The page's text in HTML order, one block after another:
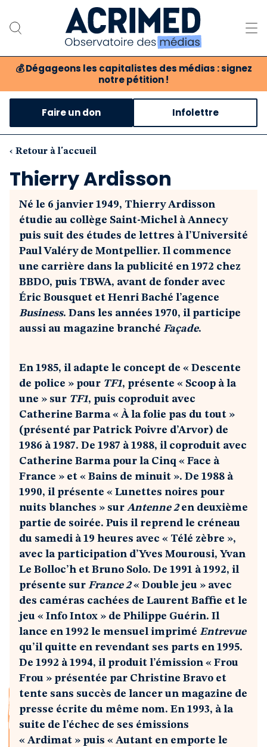
💰 Dégageons les capitalistes des médias : signez
notre pétition !
Notre association
Notre critique des médias
Nos propositions
Notre revue
Boutique
Faire un don Infolettre
‹ Retour à l'accueil
Thierry Ardisson
Né le 6 janvier 1949, Thierry Ardisson
étudie au collège Saint-Michel à Annecy
puis suit des études de lettres à l’Université
Paul Valéry de Montpellier. Il commence
une carrière dans la publicité en 1972 chez
BBDO, puis TBWA, avant de fonder avec
Éric Bousquet et Henri Baché l’agence
Business. Dans les années 1970, il participe
aussi au magazine branché Façade.
En 1985, il adapte le concept de « Descente
de police » pour TF1, présente « Scoop à la
une » sur TF1, puis coproduit avec
Catherine Barma « À la folie pas du tout »
(présenté par Patrick Poivre d’Arvor) de
1986 à 1987. De 1987 à 1988, il coproduit avec
Catherine Barma pour la Cinq « Face à
France » et « Bains de minuit ». De 1988 à
1990, il présente « Lunettes noires pour
nuits blanches » sur Antenne 2en deuxième
partie de soirée. Puis il reprend le créneau
du samedi à 19 heures avec « Télé zèbre »,
avec la participation d’Yves Mourousi, Yvan
Le Bolloc’h et Bruno Solo. De 1991 à 1992, il
présente sur France 2« Double jeu » avec
des caméras cachées de Laurent Baffie et le
jeu « Info Intox » de Philippe Guérin. Il
lance en 1992 le mensuel imprimé Entrevue
qu’il quitte en revendant ses parts en 1995.
De 1992 à 1994, il produit l’émission « Frou
Frou » présentée par Christine Bravo et
tente sans succès de lancer un magazine de
presse écrite du même nom. En 1993, à la
suite de l’échec de ses émissions
« Ardimat » puis « Autant en emporte le